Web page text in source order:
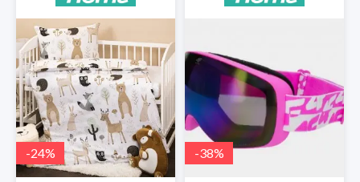
-24% -38%